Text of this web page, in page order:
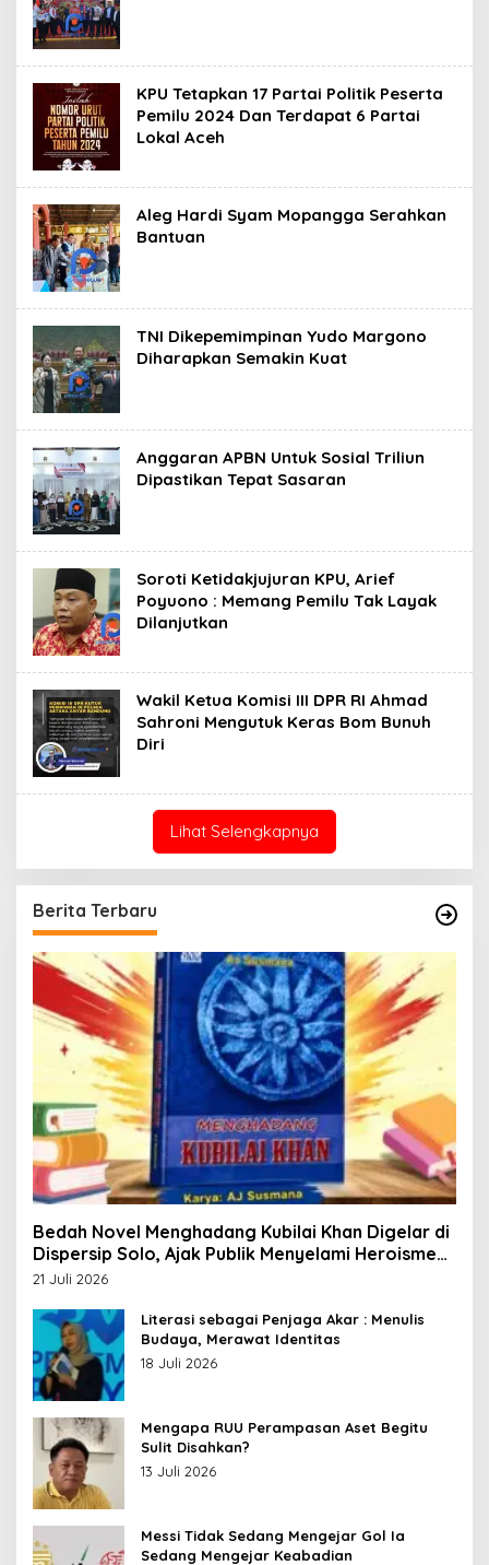
KPU Tetapkan 17 Partai Politik Peserta
Pemilu 2024 Dan Terdapat 6 Partai
Lokal Aceh
Aleg Hardi Syam Mopangga Serahkan
Bantuan
TNI Dikepemimpinan Yudo Margono
Diharapkan Semakin Kuat
Anggaran APBN Untuk Sosial Triliun
Dipastikan Tepat Sasaran
Soroti Ketidakjujuran KPU, Arief
Poyuono : Memang Pemilu Tak Layak
Dilanjutkan
Wakil Ketua Komisi III DPR RI Ahmad
Sahroni Mengutuk Keras Bom Bunuh
Diri
Lihat Selengkapnya
Berita Terbaru
Bedah Novel Menghadang Kubilai Khan Digelar di
Dispersip Solo, Ajak Publik Menyelami Heroisme
Leluhur Nusantara
21 Juli 2026
Literasi sebagai Penjaga Akar : Menulis
Budaya, Merawat Identitas
18 Juli 2026
Mengapa RUU Perampasan Aset Begitu
Sulit Disahkan?
13 Juli 2026
Messi Tidak Sedang Mengejar Gol Ia
Sedang Mengejar Keabadian